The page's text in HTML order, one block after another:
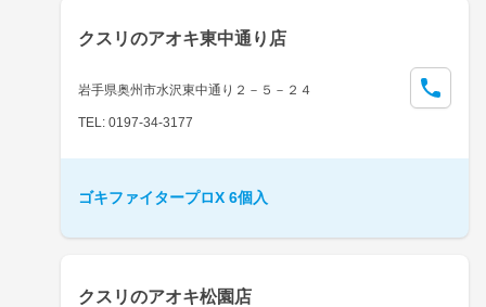
取扱店検索はこちら
クスリのアオキ東中通り店
岩手県奥州市水沢東中通り２－５－２４
TEL: 0197-34-3177
ゴキファイタープロX 6個入
クスリのアオキ松園店